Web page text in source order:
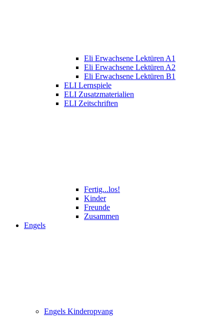
Eli Erwachsene Lektüren A1
Eli Erwachsene Lektüren A2
Eli Erwachsene Lektüren B1
ELI Lernspiele
ELI Zusatzmaterialien
ELI Zeitschriften
Fertig...los!
Kinder
Freunde
Zusammen
Engels
Engels Kinderopvang